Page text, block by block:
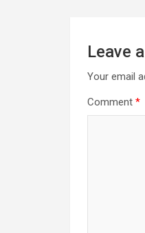
Leave
Your email
Comment *